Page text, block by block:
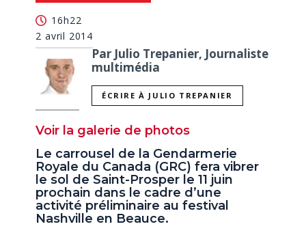
16h22
2 avril 2014
Par Julio Trepanier, Journaliste
multimédia
ÉCRIRE À JULIO TREPANIER
Voir la galerie de photos
Le carrousel de la Gendarmerie
Royale du Canada (GRC) fera vibrer
le sol de Saint-Prosper le 11 juin
prochain dans le cadre d’une
activité préliminaire au festival
Nashville en Beauce.